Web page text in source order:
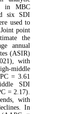
in MBC
six SDI
used to
Joint point
the
annual
(ASIR)
with
middle
= 3.61
SDI
= 2.17).
with
In